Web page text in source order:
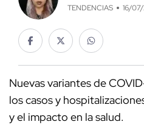
TENDENCIAS 16/
Nuevas variantes de
los casos y
y el impacto en la salud.